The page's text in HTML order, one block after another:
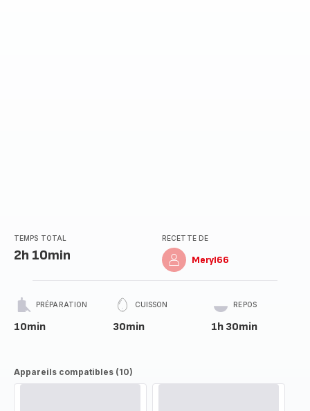
TEMPS TOTAL
2h 10min
RECETTE DE
Meryl66
PRÉPARATION
10min
CUISSON
30min
REPOS
1h 30min
Appareils compatibles (10)